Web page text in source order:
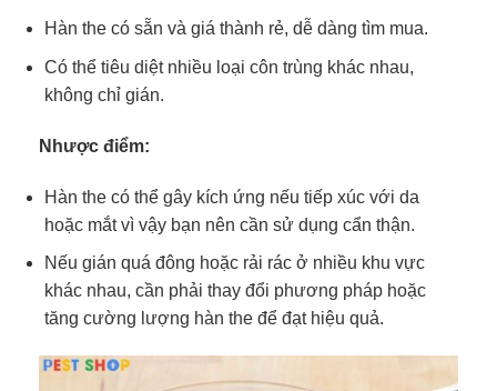
Hàn the có sẵn và giá thành rẻ, dễ dàng tìm mua.
Có thể tiêu diệt nhiều loại côn trùng khác nhau,
không chỉ gián.
Nhược điểm:
Hàn the có thể gây kích ứng nếu tiếp xúc với da
hoặc mắt vì vậy bạn nên cần sử dụng cẩn thận.
Nếu gián quá đông hoặc rải rác ở nhiều khu vực
khác nhau, cần phải thay đổi phương pháp hoặc
tăng cường lượng hàn the để đạt hiệu quả.